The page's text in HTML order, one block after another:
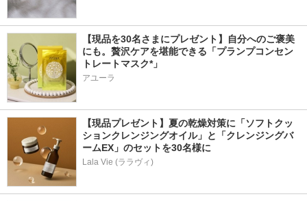
【現品を30名さまにプレゼント】自分へのご褒美
にも。贅沢ケアを堪能できる「プランプコンセン
トレートマスク*」
アユーラ
【現品プレゼント】夏の乾燥対策に「ソフトクッ
ションクレンジングオイル」と「クレンジングバ
ームEX」のセットを30名様に
Lala Vie (ララヴィ)